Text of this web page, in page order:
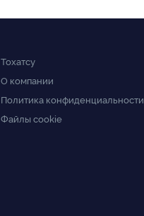
Тохатсу
О компании
Политика конфиденциальности
Файлы cookie